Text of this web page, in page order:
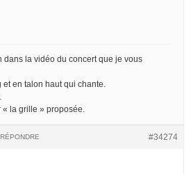
dans la vidéo du concert que je vous
en talon haut qui chante.
la grille » proposée.
#34274
RÉPONDRE